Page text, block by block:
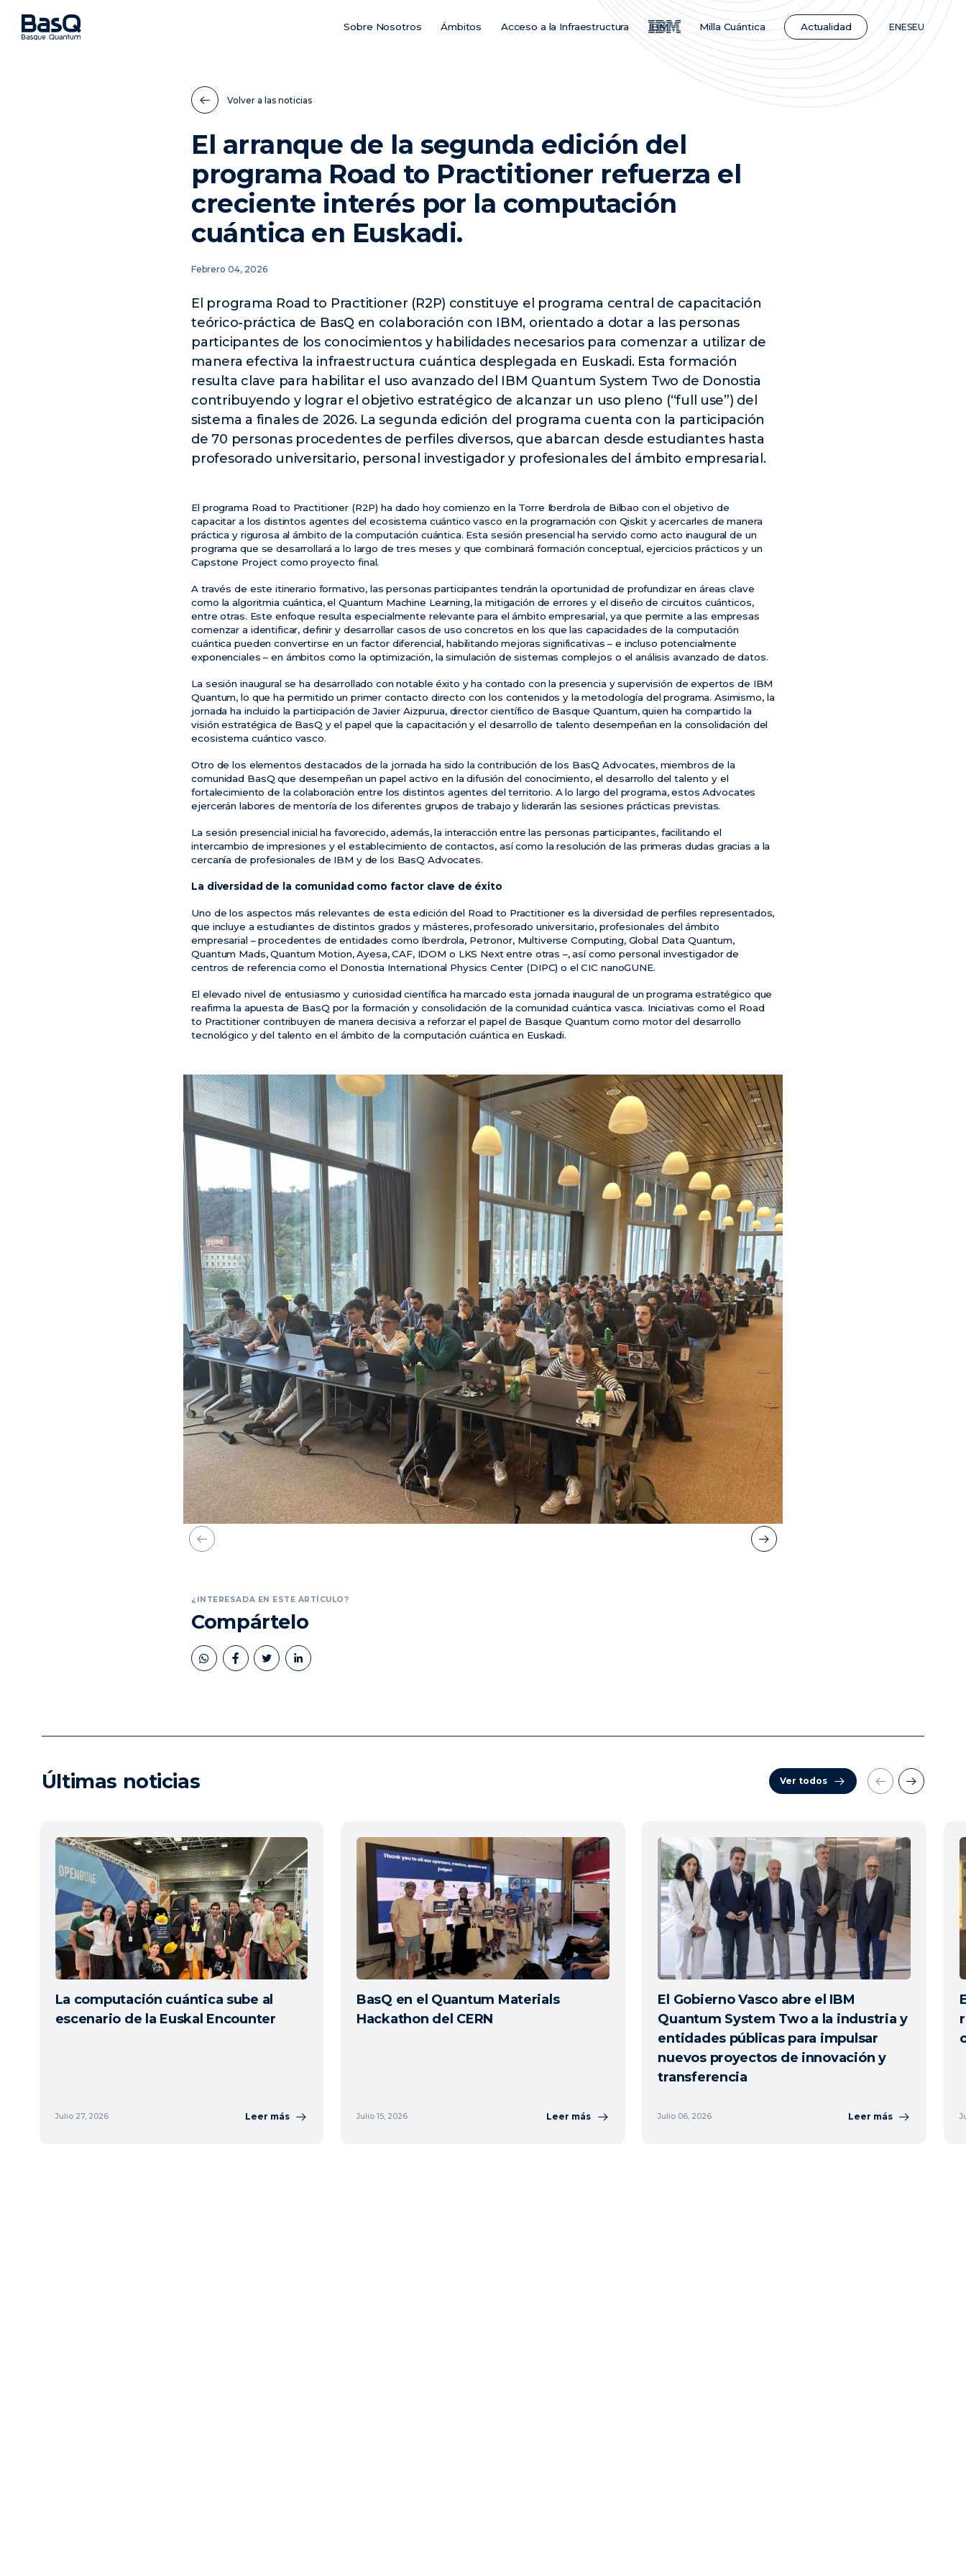
MainSobre Nosotros Ámbitos Acceso a la Infraestructura IBM Milla Cuántica Actualidad ENESEU
Volver a las noticias
El arranque de la segunda edición del
programa Road to Practitioner refuerza el
creciente interés por la computación
cuántica en Euskadi.
Febrero 04, 2026
El programa Road to Practitioner (R2P) constituye el programa central de capacitación
teórico-práctica de BasQ en colaboración con IBM, orientado a dotar a las personas
participantes de los conocimientos y habilidades necesarios para comenzar a utilizar de
manera efectiva la infraestructura cuántica desplegada en Euskadi. Esta formación
resulta clave para habilitar el uso avanzado del IBM Quantum System Two de Donostia
contribuyendo y lograr el objetivo estratégico de alcanzar un uso pleno (“full use”) del
sistema a finales de 2026. La segunda edición del programa cuenta con la participación
de 70 personas procedentes de perfiles diversos, que abarcan desde estudiantes hasta
profesorado universitario, personal investigador y profesionales del ámbito empresarial.
El programa Road to Practitioner (R2P) ha dado hoy comienzo en la Torre Iberdrola de Bilbao con el objetivo de
capacitar a los distintos agentes del ecosistema cuántico vasco en la programación con Qiskit y acercarles de manera
práctica y rigurosa al ámbito de la computación cuántica. Esta sesión presencial ha servido como acto inaugural de un
programa que se desarrollará a lo largo de tres meses y que combinará formación conceptual, ejercicios prácticos y un
Capstone Project como proyecto final.
A través de este itinerario formativo, las personas participantes tendrán la oportunidad de profundizar en áreas clave
como la algoritmia cuántica, el Quantum Machine Learning, la mitigación de errores y el diseño de circuitos cuánticos,
entre otras. Este enfoque resulta especialmente relevante para el ámbito empresarial, ya que permite a las empresas
comenzar a identificar, definir y desarrollar casos de uso concretos en los que las capacidades de la computación
cuántica pueden convertirse en un factor diferencial, habilitando mejoras significativas – e incluso potencialmente
exponenciales – en ámbitos como la optimización, la simulación de sistemas complejos o el análisis avanzado de datos.
La sesión inaugural se ha desarrollado con notable éxito y ha contado con la presencia y supervisión de expertos de IBM
Quantum, lo que ha permitido un primer contacto directo con los contenidos y la metodología del programa. Asimismo, la
jornada ha incluido la participación de Javier Aizpurua, director científico de Basque Quantum, quien ha compartido la
visión estratégica de BasQ y el papel que la capacitación y el desarrollo de talento desempeñan en la consolidación del
ecosistema cuántico vasco.
Otro de los elementos destacados de la jornada ha sido la contribución de los BasQ Advocates, miembros de la
comunidad BasQ que desempeñan un papel activo en la difusión del conocimiento, el desarrollo del talento y el
fortalecimiento de la colaboración entre los distintos agentes del territorio. A lo largo del programa, estos Advocates
ejercerán labores de mentoría de los diferentes grupos de trabajo y liderarán las sesiones prácticas previstas.
La sesión presencial inicial ha favorecido, además, la interacción entre las personas participantes, facilitando el
intercambio de impresiones y el establecimiento de contactos, así como la resolución de las primeras dudas gracias a la
cercanía de profesionales de IBM y de los BasQ Advocates.
La diversidad de la comunidad como factor clave de éxito
Uno de los aspectos más relevantes de esta edición del Road to Practitioner es la diversidad de perfiles representados,
que incluye a estudiantes de distintos grados y másteres, profesorado universitario, profesionales del ámbito
empresarial –procedentes de entidades como Iberdrola, Petronor, Multiverse Computing, Global Data Quantum,
Quantum Mads, Quantum Motion, Ayesa, CAF, IDOM o LKS Next entre otras –, así como personal investigador de
centros de referencia como el Donostia International Physics Center (DIPC) o el CIC nanoGUNE.
El elevado nivel de entusiasmo y curiosidad científica ha marcado esta jornada inaugural de un programa estratégico que
reafirma la apuesta de BasQ por la formación y consolidación de la comunidad cuántica vasca. Iniciativas como el Road
to Practitioner contribuyen de manera decisiva a reforzar el papel de Basque Quantum como motor del desarrollo
tecnológico y del talento en el ámbito de la computación cuántica en Euskadi.
¿INTERESADA EN ESTE ARTÍCULO?
Compártelo
Últimas noticias Ver todos
La computación cuántica sube al
escenario de la Euskal Encounter
Julio 27, 2026 Leer más
BasQ en el Quantum Materials
Hackathon del CERN
Julio 15, 2026 Leer más
El Gobierno Vasco abre el IBM
Quantum System Two a la industria y
entidades públicas para impulsar
nuevos proyectos de innovación y
transferencia
Julio 06, 2026 Leer más